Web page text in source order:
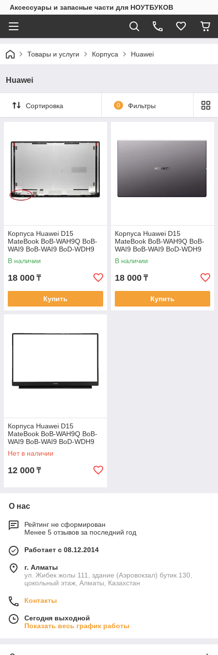
Аксессуары и запасные части для НОУТБУКОВ
Товары и услуги Корпуса Huawei
Huawei
Сортировка 0 Фильтры
Корпуса Huawei D15
MateBook BoB-WAH9Q BoB-
WAI9 BoB-WAI9 BoD-WDH9
BoD-WFH9 BoB-WAH9P
корпус A часть крышка цвет
В наличии
18 000 ₸
Купить
Корпуса Huawei D15
MateBook BoB-WAH9Q BoB-
WAI9 BoB-WAI9 BoD-WDH9
BoD-WFH9 BoB-WAH9P
корпус A часть крышка цвет
В наличии
18 000 ₸
Купить
Корпуса Huawei D15
MateBook BoB-WAH9Q BoB-
WAI9 BoB-WAI9 BoD-WDH9
BoD-WFH9 BoB-WAH9P
корпус B часть рамка
Нет в наличии
12 000 ₸
О нас
Рейтинг не сформирован
Менее 5 отзывов за последний год
Работает с 08.12.2014
г. Алматы
ул. Жибек жолы 111, здание (Аэровокзал) бутик 130,
цокольный этаж, Алматы, Казахстан
Контакты
Сегодня выходной
Показать весь график работы